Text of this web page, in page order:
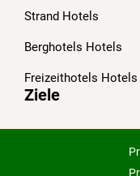
Strand Hotels
Berghotels Hotels
Freizeithotels Hotels
Ziele